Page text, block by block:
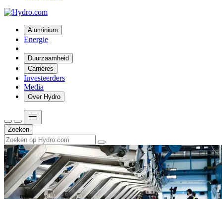
Aluminium
Energie
Duurzaamheid
Carrières
Investeerders
Media
Over Hydro
Zoeken